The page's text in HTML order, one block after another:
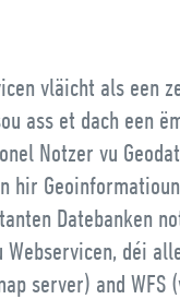
vläicht als een
ass et dach een
Notzer vu
hir
Datebanken
déi
server) and